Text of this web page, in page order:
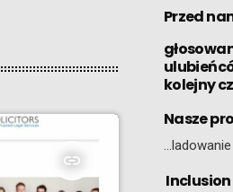
insert_link
Przed
kolejny
Nasze